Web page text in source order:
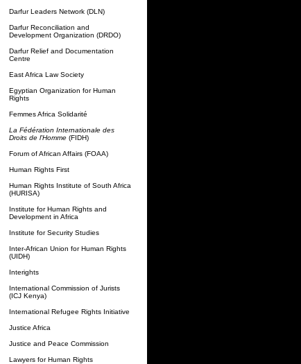
Darfur Leaders Network (DLN)
Darfur Reconciliation and
Development Organization (DRDO)
Darfur Relief and Documentation
Centre
East Africa Law Society
Egyptian Organization for Human
Rights
Femmes Africa Solidarité
La Fédération Internationale des
Droits de l'Homme (FIDH)
Forum of African Affairs (FOAA)
Human Rights First
Human Rights Institute of South Africa
(HURISA)
Institute for Human Rights and
Development in Africa
Institute for Security Studies
Inter-African Union for Human Rights
(UIDH)
Interights
International Commission of Jurists
(ICJ Kenya)
International Refugee Rights Initiative
Justice Africa
Justice and Peace Commission
Lawyers for Human Rights